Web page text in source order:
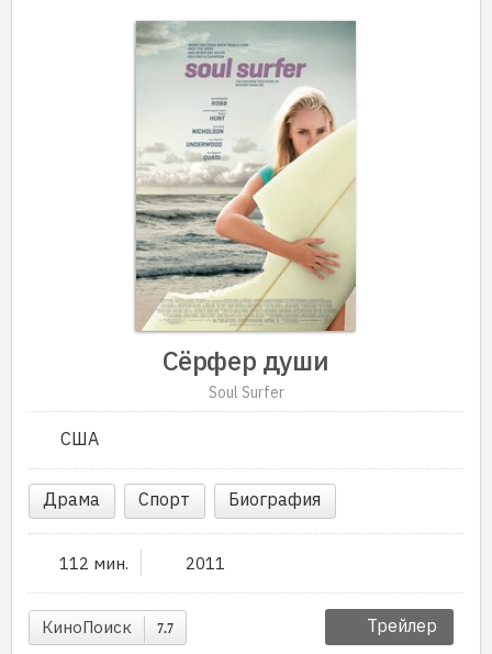
Сёрфер души
Soul Surfer
США
Драма Спорт Биография
112 мин. 2011
КиноПоиск 7.7 Трейлер